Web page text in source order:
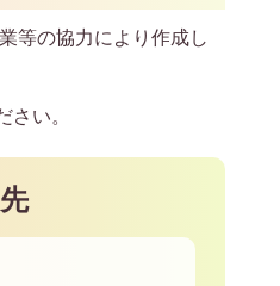
等の協力により作成し
さい。